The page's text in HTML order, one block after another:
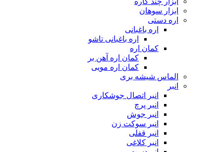
ابزار سوهان
اره دستی
اره باغبانی
اره باغبانی تاشو
کمان اره
کمان اره آهن بر
کمان اره مویی
الماس شیشه بری
انبر
انبر اتصال جوشکاری
انبر پرچ
انبر جوش
انبر سوکت زن
انبر قفلی
انبر کلاغی